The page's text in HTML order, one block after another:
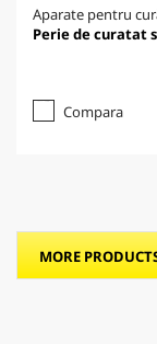
Aparate pentru
Perie de curatat
Compara
MORE